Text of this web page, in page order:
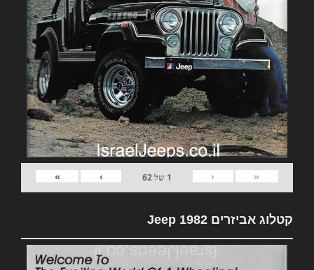
«
‹
1 של62
›
»
קטלוג אביזרים 1982 Jeep